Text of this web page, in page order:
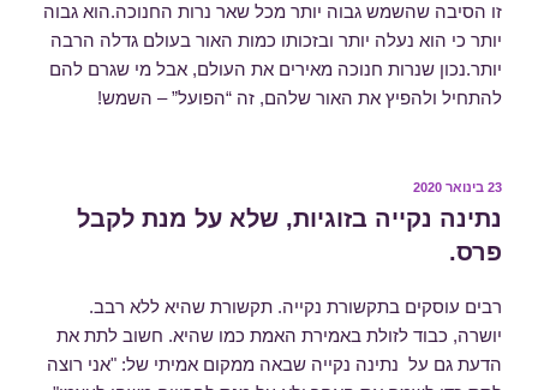
זו הסיבה שהשמש גבוה יותר מכל שאר נרות החנוכה.הוא גבוה
יותר כי הוא נעלה יותר ובזכותו כמות האור בעולם גדלה הרבה
יותר.נכון שנרות חנוכה מאירים את העולם, אבל מי שגרם להם
להתחיל ולהפיץ את האור שלהם, זה “הפועל” – השמש!
פורסם
23 בינואר 2020
נתינה נקייה בזוגיות, שלא על מנת לקבל
פרס.
רבים עוסקים בתקשורת נקייה. תקשורת שהיא ללא רבב.
יושרה, כבוד לזולת באמירת האמת כמו שהיא. חשוב לתת את
הדעת גם על נתינה נקייה שבאה ממקום אמיתי של: "אני רוצה